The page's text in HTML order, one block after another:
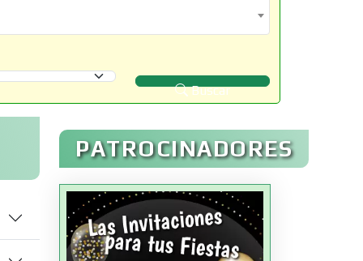
Buscar
PATROCINADORES